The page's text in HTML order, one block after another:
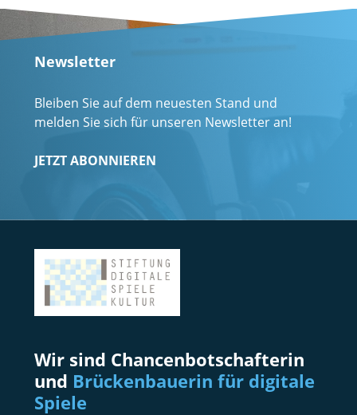
Newsletter
Bleiben Sie auf dem neuesten Stand und
melden Sie sich für unseren Newsletter an!
JETZT ABONNIEREN
Wir sind Chancenbotschafterin
und Brückenbauerin für digitale
Spiele